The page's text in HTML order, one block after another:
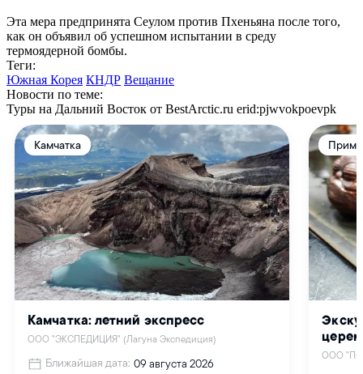
Эта мера предпринята Сеулом против Пхеньяна после того,
как он объявил об успешном испытании в среду
термоядерной бомбы.
Теги:
Южная Корея КНДР Вещание
Новости по теме:
Туры на Дальний Восток от BestArctic.ru erid:pjwvokpoevpk